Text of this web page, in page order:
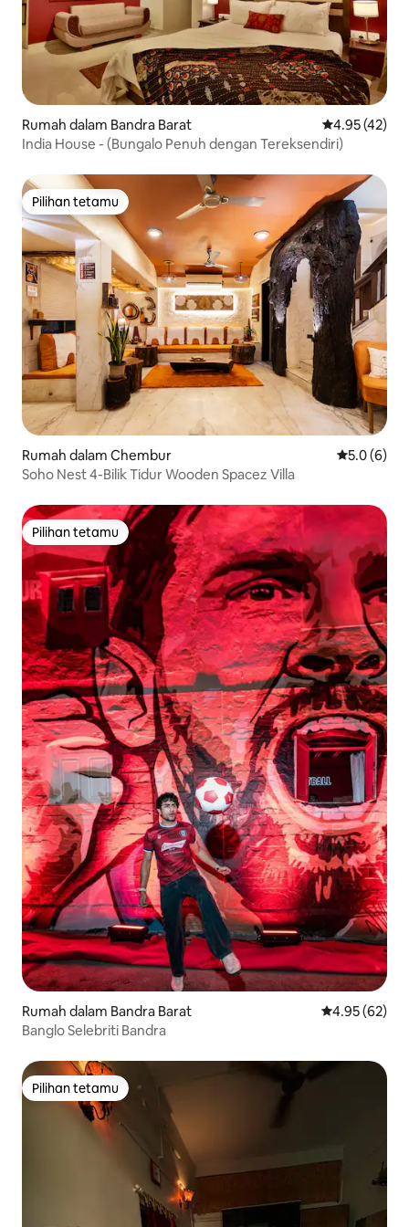
Rumah dalam Bandra Barat Penarafan
4.95 (42)
India House - (Bungalo Penuh dengan Tereksendiri)
Pilihan tetamu
Pilihan tetamu
Rumah dalam Chembur Penarafan
5.0 (6)
Soho Nest 4-Bilik Tidur Wooden Spacez Villa
Pilihan tetamu
Pilihan tetamu
Rumah dalam Bandra Barat Penarafan
4.95 (62)
Banglo Selebriti Bandra
Pilihan tetamu
Pilihan tetamu